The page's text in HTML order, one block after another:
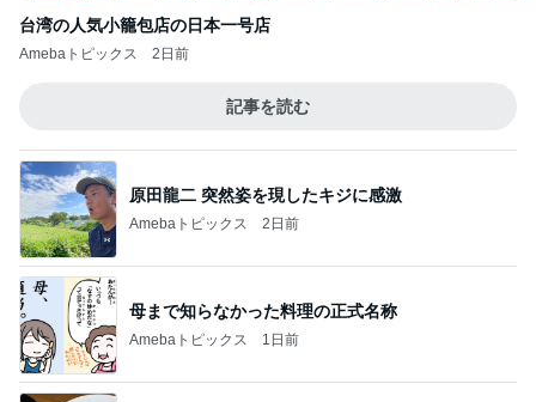
台湾の人気小籠包店の日本一号店
Amebaトピックス 2日前
記事を読む
原田龍二 突然姿を現したキジに感激
Amebaトピックス 2日前
母まで知らなかった料理の正式名称
Amebaトピックス 1日前